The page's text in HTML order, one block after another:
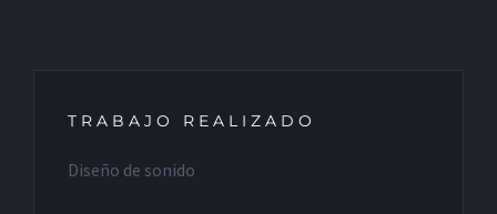
TRABAJO REALIZADO
Diseño de sonido